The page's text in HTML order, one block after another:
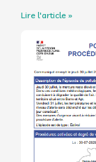
Lire l'article »